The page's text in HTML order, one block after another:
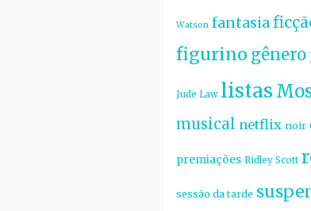
Watson fantasia
figurino gênero
Jude Law listas
musical netflix noir
premiações Ridley Scott
sessão da tarde